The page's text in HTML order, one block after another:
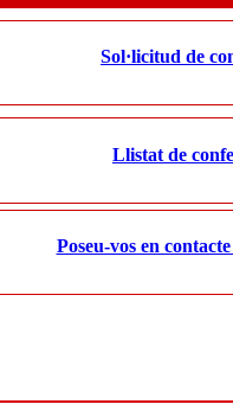
Sol·licitud de
Llistat de
Poseu-vos en